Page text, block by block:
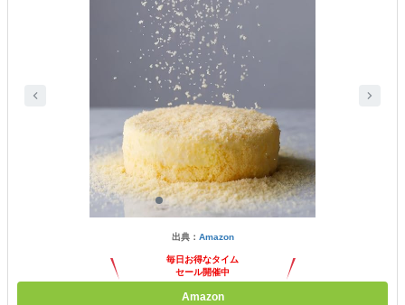
出典： Amazon
毎日お得なタイム
セール開催中
Amazon